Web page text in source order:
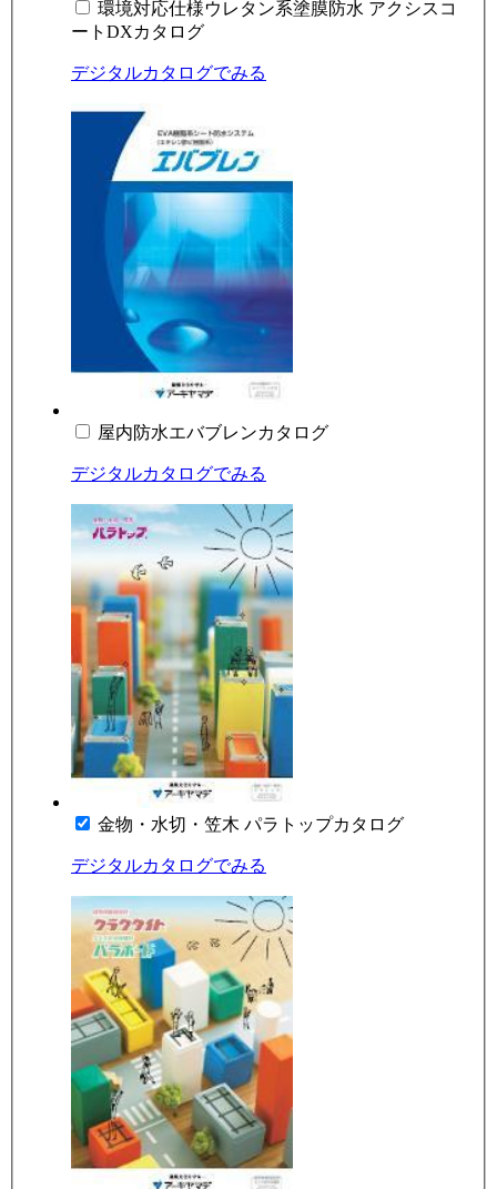
環境対応仕様ウレタン系塗膜防水 アクシスコ
ートDXカタログ
デジタルカタログでみる
屋内防水エバブレンカタログ
デジタルカタログでみる
金物・水切・笠木 パラトップカタログ
デジタルカタログでみる